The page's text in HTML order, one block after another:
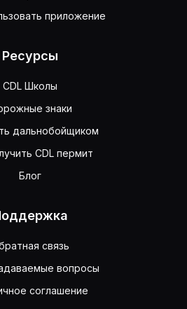
приложение
Ресурсы
CDL Школы
знаки
дальнобойщиком
CDL пермит
Блог
связь
вопросы
соглашение